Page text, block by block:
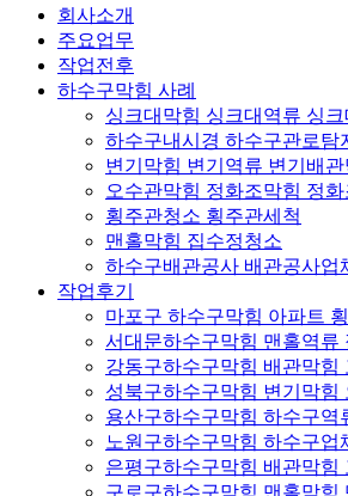
회사소개
주요업무
작업전후
하수구막힘 사례
싱크대막힘 싱크대역류 싱크
하수구내시경 하수구관로탐
변기막힘 변기역류 변기배관
오수관막힘 정화조막힘 정화
횡주관청소 횡주관세척
맨홀막힘 집수정청소
하수구배관공사 배관공사업
작업후기
마포구 하수구막힘 아파트
서대문하수구막힘 맨홀역류
강동구하수구막힘 배관막힘
성북구하수구막힘 변기막힘
용산구하수구막힘 하수구역
노원구하수구막힘 하수구업
은평구하수구막힘 배관막힘
구로구하수구막힘 맨홀막힘